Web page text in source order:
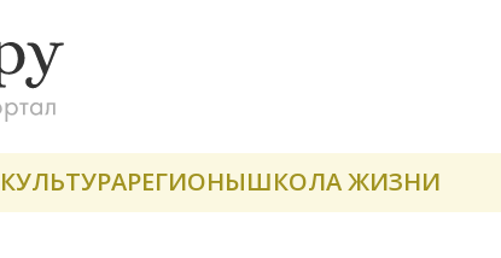
КУЛЬТУРАРЕГИОНЫШКОЛА ЖИЗНИ